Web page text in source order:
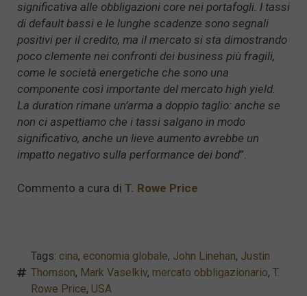
significativa alle obbligazioni core nei portafogli. I tassi
di default bassi e le lunghe scadenze sono segnali
positivi per il credito, ma il mercato si sta dimostrando
poco clemente nei confronti dei business più fragili,
come le società energetiche che sono una
componente così importante del mercato high yield.
La duration rimane un’arma a doppio taglio: anche se
non ci aspettiamo che i tassi salgano in modo
significativo, anche un lieve aumento avrebbe un
impatto negativo sulla performance dei bond”.
Commento a cura di T. Rowe Price
Tags: cina, economia globale, John Linehan, Justin
Thomson, Mark Vaselkiv, mercato obbligazionario, T.
Rowe Price, USA